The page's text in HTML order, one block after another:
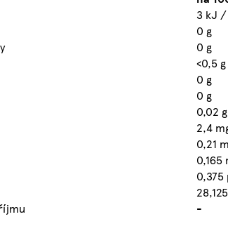
3 kJ /
0 g
0 g
<0,5 g
0 g
0 g
0,02 g
2,4
0,21
0,165
0,375
-